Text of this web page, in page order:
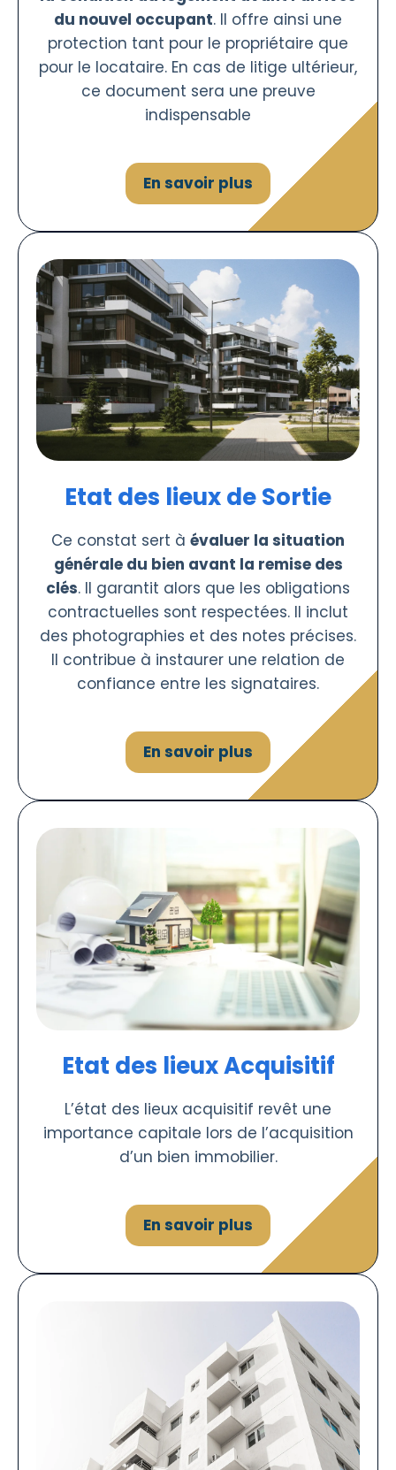
du nouvel occupant. Il offre ainsi une
protection tant pour le propriétaire que
pour le locataire. En cas de litige ultérieur,
ce document sera une preuve
indispensable
En savoir plus
Etat des lieux de Sortie
Ce constat sert à évaluer la situation
générale du bien avant la remise des
clés. Il garantit alors que les obligations
contractuelles sont respectées. Il inclut
des photographies et des notes précises.
Il contribue à instaurer une relation de
confiance entre les signataires.
En savoir plus
Etat des lieux Acquisitif
L’état des lieux acquisitif revêt une
importance capitale lors de l’acquisition
d’un bien immobilier.
En savoir plus